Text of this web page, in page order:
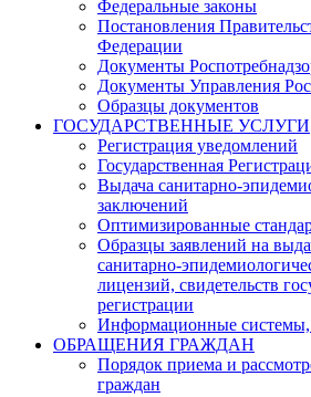
Федеральные законы
Постановления
Федерации
Документы
Документы Управления
Образцы документов
ГОСУДАРСТВЕННЫЕ УСЛУГИ
Регистрация уведомлений
Государственная
Выдача санитарно-
заключений
Оптимизированные
Образцы заявлений на
санитарно-
лицензий, свидетельств
регистрации
Информационные системы,
ОБРАЩЕНИЯ ГРАЖДАН
Порядок приема и
граждан